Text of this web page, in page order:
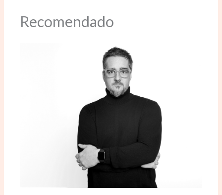
Recomendado